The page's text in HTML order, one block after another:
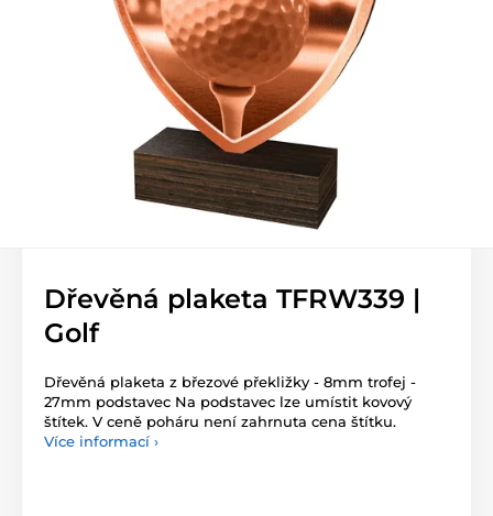
Dřevěná plaketa TFRW339 |
Golf
Dřevěná plaketa z březové překližky - 8mm trofej -
27mm podstavec Na podstavec lze umístit kovový
štítek. V ceně poháru není zahrnuta cena štítku.
Více informací ›